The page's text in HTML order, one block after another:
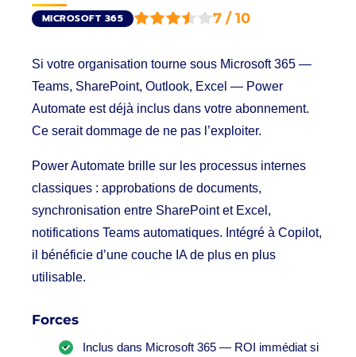
MICROSOFT 365 7 / 10
Si votre organisation tourne sous Microsoft 365 —
Teams, SharePoint, Outlook, Excel — Power
Automate est déjà inclus dans votre abonnement.
Ce serait dommage de ne pas l’exploiter.
Power Automate brille sur les processus internes
classiques : approbations de documents,
synchronisation entre SharePoint et Excel,
notifications Teams automatiques. Intégré à Copilot,
il bénéficie d’une couche IA de plus en plus
utilisable.
Forces
Inclus dans Microsoft 365 — ROI immédiat si